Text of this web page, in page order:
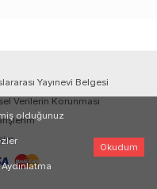
Yayınevi Belgesi
Verilerin Korunması
olduğunuz
Okudum